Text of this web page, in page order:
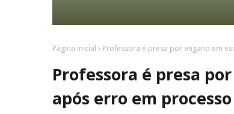
Página inicial Professora é presa por engano em
Professora é presa
após erro em